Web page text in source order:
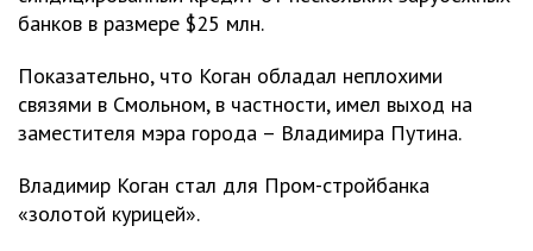
банков в размере $25 млн.
Показательно, что Коган обладал неплохими
связями в Смольном, в частности, имел выход на
заместителя мэра города – Владимира Путина.
Владимир Коган стал для Пром-стройбанка
«золотой курицей».